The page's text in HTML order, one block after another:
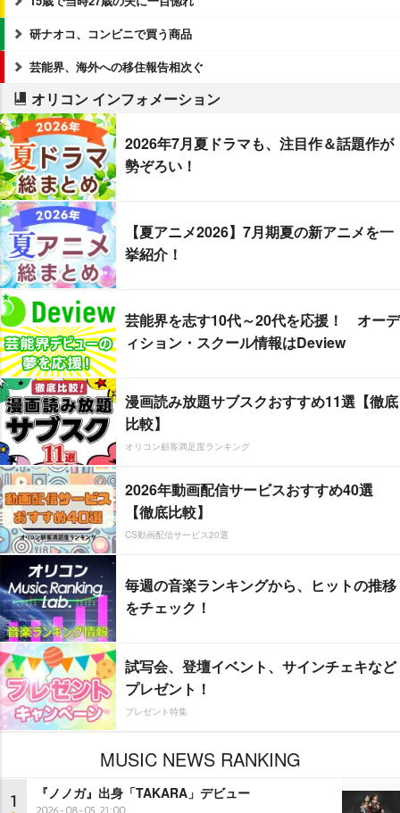
研ナオコ、コンビニで買う商品
芸能界、海外への移住報告相次ぐ
オリコン インフォメーション
2026年7月夏ドラマも、注目作＆話題作が
勢ぞろい！
【夏アニメ2026】7月期夏の新アニメを一
挙紹介！
芸能界を志す10代～20代を応援！ オーデ
ィション・スクール情報はDeview
漫画読み放題サブスクおすすめ11選【徹底
比較】
オリコン顧客満足度ランキング
2026年動画配信サービスおすすめ40選
【徹底比較】
CS動画配信サービス20選
毎週の音楽ランキングから、ヒットの推移
をチェック！
試写会、登壇イベント、サインチェキなど
プレゼント！
プレゼント特集
MUSIC NEWS RANKING
1 『ノノガ』出身「TAKARA」デビュー
2026-08-05 21:00